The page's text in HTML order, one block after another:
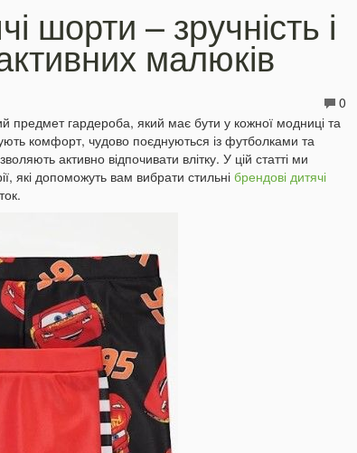
шорти – зручність і
малюків
0
предмет гардероба, який має бути у кожної модниці та
комфорт, чудово поєднуються із футболками та
активно відпочивати влітку. У цій статті ми
які допоможуть вам вибрати стильні брендові дитячі